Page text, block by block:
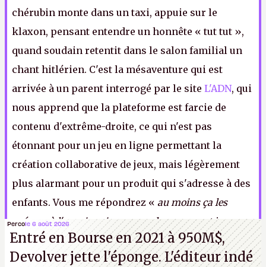
chérubin monte dans un taxi, appuie sur le
klaxon, pensant entendre un honnête « tut tut »,
quand soudain retentit dans le salon familial un
chant hitlérien. C'est la mésaventure qui est
arrivée à un parent interrogé par le site L'ADN, qui
nous apprend que la plateforme est farcie de
contenu d'extrême-droite, ce qui n'est pas
étonnant pour un jeu en ligne permettant la
création collaborative de jeux, mais légèrement
plus alarmant pour un produit qui s'adresse à des
enfants. Vous me répondrez « au moins ça les
prépare à l'avenir qui nous pend au nez», et je ne
sais pas si je dois saluer votre lucidité ou vous
reprocher votre pessimisme.LFS
Percole 6 août 2026
Entré en Bourse en 2021 à 950M$,
Devolver jette l'éponge. L'éditeur indé